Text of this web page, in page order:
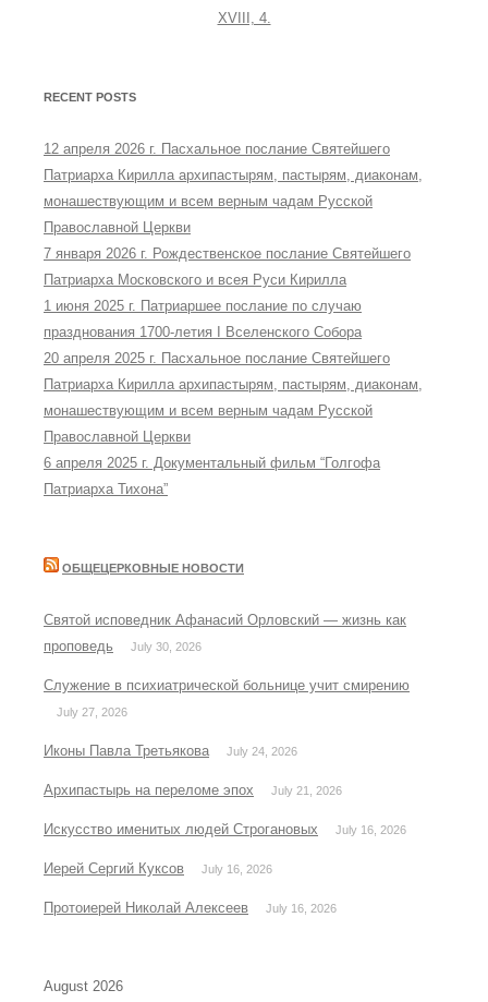
XVIII, 4.
RECENT POSTS
12 апреля 2026 г. Пасхальное послание Святейшего
Патриарха Кирилла архипастырям, пастырям, диаконам,
монашествующим и всем верным чадам Русской
Православной Церкви
7 января 2026 г. Рождественское послание Святейшего
Патриарха Московского и всея Руси Кирилла
1 июня 2025 г. Патриаршее послание по случаю
празднования 1700-летия I Вселенского Собора
20 апреля 2025 г. Пасхальное послание Святейшего
Патриарха Кирилла архипастырям, пастырям, диаконам,
монашествующим и всем верным чадам Русской
Православной Церкви
6 апреля 2025 г. Документальный фильм “Голгофа
Патриарха Тихона”
ОБЩЕЦЕРКОВНЫЕ НОВОСТИ
Святой исповедник Афанасий Орловский — жизнь как
проповедь
July 30, 2026
Служение в психиатрической больнице учит смирению
July 27, 2026
Иконы Павла Третьякова July 24, 2026
Архипастырь на переломе эпох July 21, 2026
Искусство именитых людей Строгановых July 16, 2026
Иерей Сергий Куксов July 16, 2026
Протоиерей Николай Алексеев July 16, 2026
August 2026